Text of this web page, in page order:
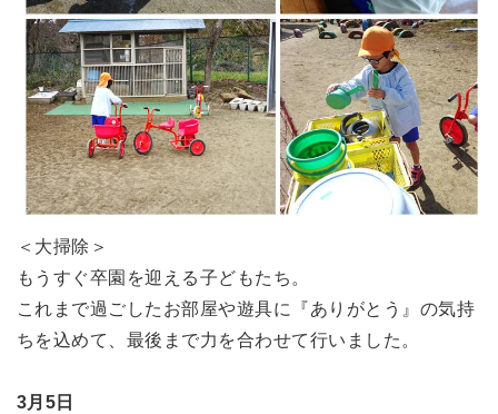
＜大掃除＞
もうすぐ卒園を迎える子どもたち。
これまで過ごしたお部屋や遊具に『ありがとう』の気持
ちを込めて、最後まで力を合わせて行いました。
3月5日